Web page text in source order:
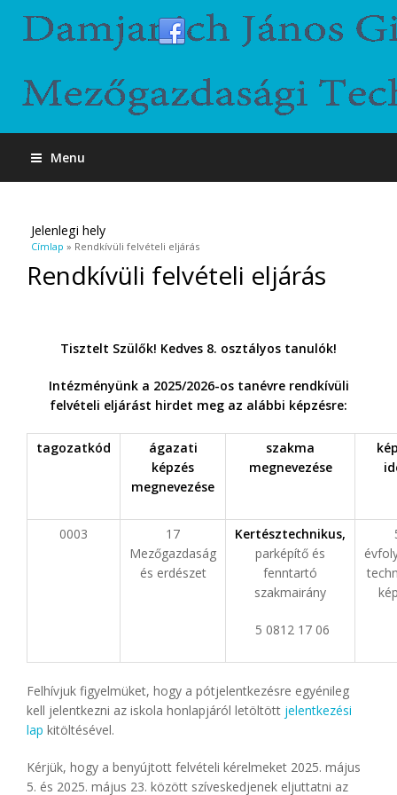
Menu
Jelenlegi hely
Címlap » Rendkívüli felvételi eljárás
Rendkívüli felvételi eljárás
Tisztelt Szülők! Kedves 8. osztályos tanulók!
Intézményünk a 2025/2026-os tanévre rendkívüli
felvételi eljárást hirdet meg az alábbi képzésre:
tagozatkód
ágazati
képzés
megnevezése
szakma
megnevezése
0003
17
Mezőgazdaság
és erdészet
Kertésztechnikus,
parképítő és
fenntartó
szakmairány
5 0812 17 06
Felhívjuk figyelmüket, hogy a pótjelentkezésre egyénileg
kell jelentkezni az iskola honlapjáról letöltött jelentkezési
lap kitöltésével.
Kérjük, hogy a benyújtott felvételi kérelmeket 2025. május
5. és 2025. május 23. között szíveskedjenek eljuttatni az